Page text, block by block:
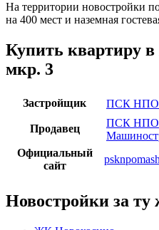
На территории новостройки
на 400 мест и наземная
Купить квартиру
мкр. 3
Застройщик ПСК НПО
Продавец
ПСК НПО
Официальный
сайт
Новостройки за ту